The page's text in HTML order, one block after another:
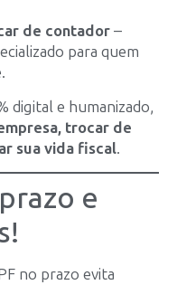
de contador–
para quem
digital e humanizado,
trocar de
sua vida fiscal.
e
no prazo evita